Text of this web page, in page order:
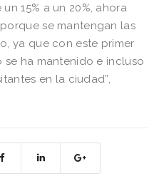
15% a un 20%, ahora
se mantengan las
ya que con este primer
se ha mantenido e incluso
en la ciudad”,